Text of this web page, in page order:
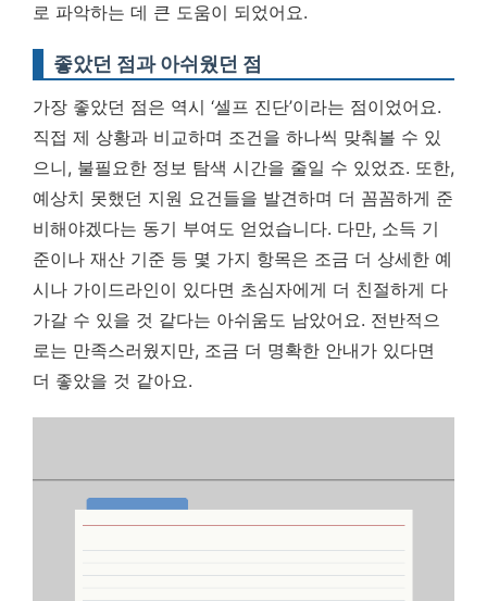
로 파악하는 데 큰 도움이 되었어요.
좋았던 점과 아쉬웠던 점
가장 좋았던 점은 역시 ‘셀프 진단’이라는 점이었어요.
직접 제 상황과 비교하며 조건을 하나씩 맞춰볼 수 있
으니, 불필요한 정보 탐색 시간을 줄일 수 있었죠. 또한,
예상치 못했던 지원 요건들을 발견하며 더 꼼꼼하게 준
비해야겠다는 동기 부여도 얻었습니다. 다만, 소득 기
준이나 재산 기준 등 몇 가지 항목은 조금 더 상세한 예
시나 가이드라인이 있다면 초심자에게 더 친절하게 다
가갈 수 있을 것 같다는 아쉬움도 남았어요. 전반적으
로는 만족스러웠지만, 조금 더 명확한 안내가 있다면
더 좋았을 것 같아요.